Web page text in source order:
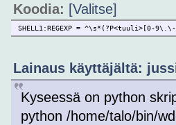
Koodia: [Valitse]
SHELL1:REGEXP =
Lainaus käyttäjältä:
Kyseessä on python
python /home/talo/bin/